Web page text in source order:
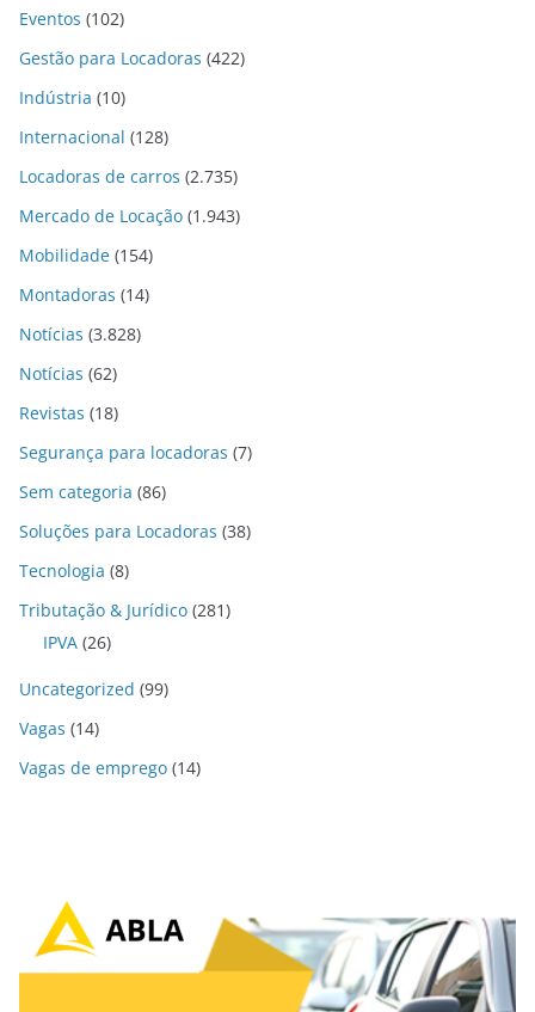
Eventos (102)
Gestão para Locadoras (422)
Indústria (10)
Internacional (128)
Locadoras de carros (2.735)
Mercado de Locação (1.943)
Mobilidade (154)
Montadoras (14)
Notícias (3.828)
Notícias (62)
Revistas (18)
Segurança para locadoras (7)
Sem categoria (86)
Soluções para Locadoras (38)
Tecnologia (8)
Tributação & Jurídico (281)
IPVA (26)
Uncategorized (99)
Vagas (14)
Vagas de emprego (14)